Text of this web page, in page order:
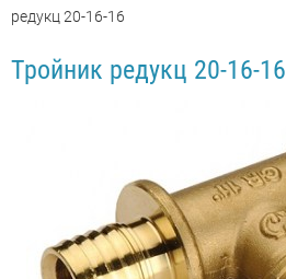
редукц 20-16-16
Тройник редукц 20-16-16